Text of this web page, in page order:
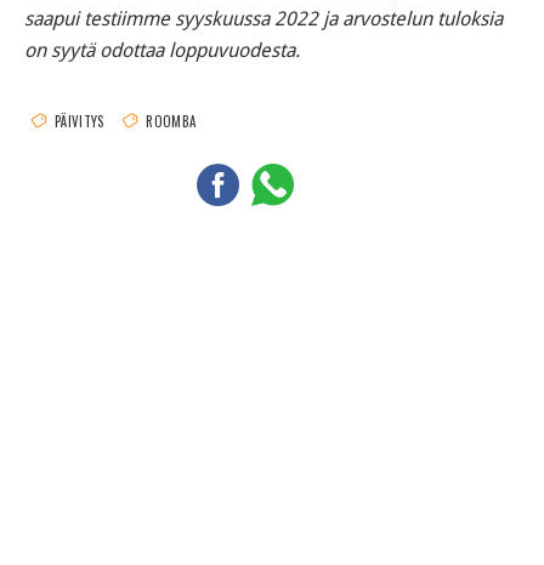
saapui testiimme syyskuussa 2022 ja arvostelun tuloksia
on syytä odottaa loppuvuodesta.
PÄIVITYS ROOMBA